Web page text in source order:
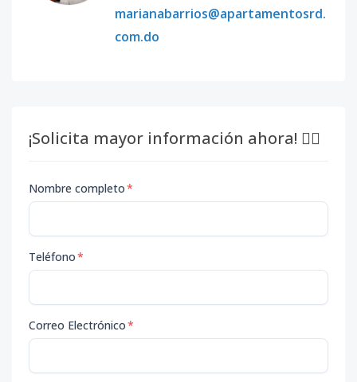
marianabarrios@apartamentosrd.
com.do
¡Solicita mayor información ahora! 👇🏽
Nombre completo*
Teléfono*
Correo Electrónico*